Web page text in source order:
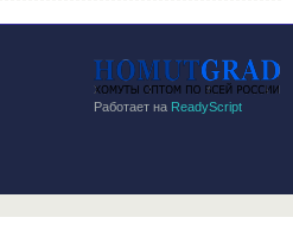
Работает на ReadyScript